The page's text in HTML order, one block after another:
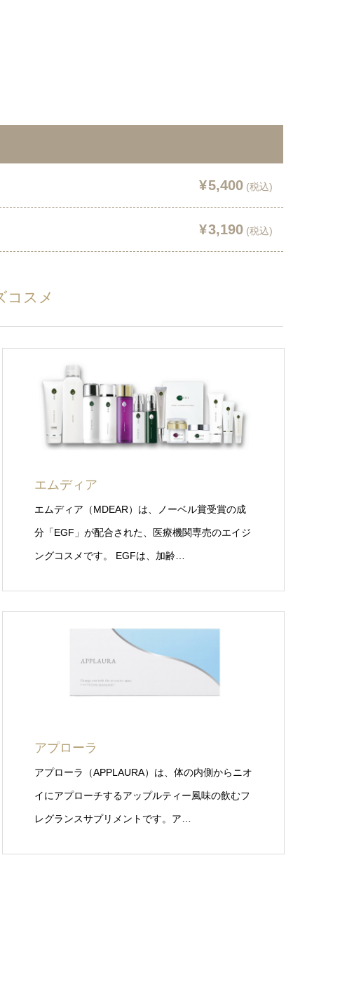
5,400
3,190
コスメ
エムディア
エムディア（MDEAR）は、ノーベル賞受賞の成
分「EGF」が配合された、医療機関専売のエイジ
ングコスメです。 EGFは、加齢…
アプローラ
アプローラ（APPLAURA）は、体の内側からニオ
イにアプローチするアップルティー風味の飲むフ
レグランスサプリメントです。ア…